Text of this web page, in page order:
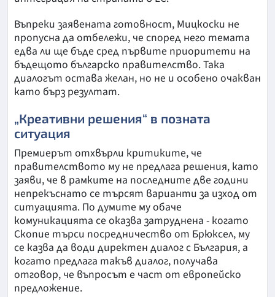
Въпреки заявената готовност, Мицкоски не
пропусна да отбележи, че според него темата
едва ли ще бъде сред първите приоритети на
бъдещото българско правителство. Така
диалогът остава желан, но не и особено очакван
като бърз резултат.
„Креативни решения“ в позната
ситуация
Премиерът отхвърли критиките, че
правителството му не предлага решения, като
заяви, че в рамките на последните две години
непрекъснато се търсят варианти за изход от
ситуацията. По думите му обаче
комуникацията се оказва затруднена - когато
Скопие търси посредничество от Брюксел, му
се казва да води директен диалог с България, а
когато предлага такъв диалог, получава
отговор, че въпросът е част от европейско
предложение.